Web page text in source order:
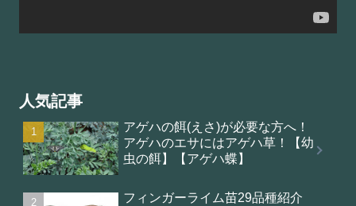
人気記事
アゲハの餌(えさ)が必要な方へ！
アゲハのエサにはアゲハ草！【幼
虫の餌】【アゲハ蝶】
フィンガーライム苗29品種紹介